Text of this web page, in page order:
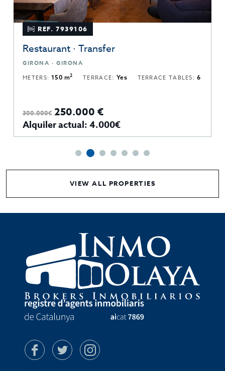
REF. 7939106
Restaurant · Transfer
GIRONA · GIRONA
METERS:150 m2 TERRACE: Yes TERRACE TABLES:6
300.000€ 250.000 €
Alquiler actual: 4.000€
VIEW ALL PROPERTIES